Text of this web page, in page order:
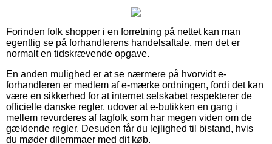
Forinden folk shopper i en forretning på nettet kan man
egentlig se på forhandlerens handelsaftale, men det er
normalt en tidskrævende opgave.
En anden mulighed er at se nærmere på hvorvidt e-
forhandleren er medlem af e-mærke ordningen, fordi det kan
være en sikkerhed for at internet selskabet respekterer de
officielle danske regler, udover at e-butikken en gang i
mellem revurderes af fagfolk som har megen viden om de
gældende regler. Desuden får du lejlighed til bistand, hvis
du møder dilemmaer med dit køb.